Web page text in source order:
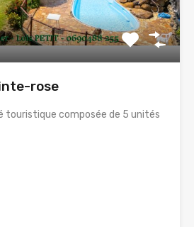
rose
touristique composée de 5 unités